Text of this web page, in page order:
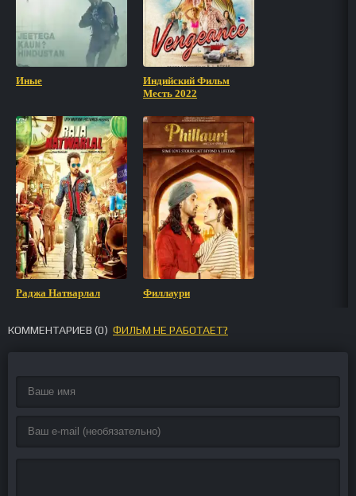
Иные
Индийский Фильм
Месть 2022
Раджа Натварлал Филлаури
КОММЕНТАРИЕВ (0) ФИЛЬМ НЕ РАБОТАЕТ?